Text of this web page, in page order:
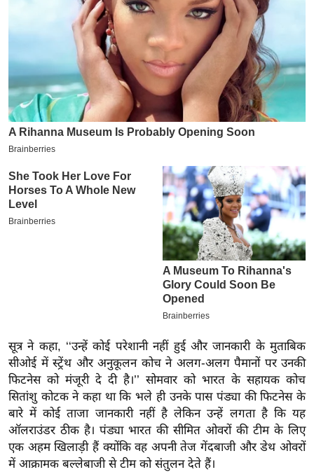
2
6
क्रा
इ
म
-
पे
प
मि
सा
ल
श
ख्सि
य
त
सूत्र ने कहा, ‘‘उन्हें कोई परेशानी नहीं हुई और जानकारी के मुताबिक
सीओई में स्ट्रेंथ और अनुकूलन कोच ने अलग-अलग पैमानों पर उनकी
फिटनेस को मंजूरी दे दी है।’’ सोमवार को भारत के सहायक कोच
सितांशु कोटक ने कहा था कि भले ही उनके पास पंड्या की फिटनेस के
बारे में कोई ताजा जानकारी नहीं है लेकिन उन्हें लगता है कि यह
ऑलराउंडर ठीक है। पंड्या भारत की सीमित ओवरों की टीम के लिए
एक अहम खिलाड़ी हैं क्योंकि वह अपनी तेज गेंदबाजी और डेथ ओवरों
में आक्रामक बल्लेबाजी से टीम को संतुलन देते हैं।